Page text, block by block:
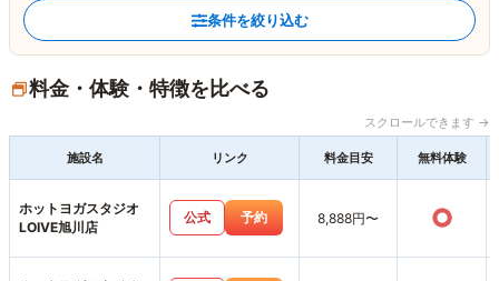
条件を絞り込む
料金・体験・特徴を比べる
スクロールできます →
施設名 リンク 料金目安 無料体験
ホットヨガスタジオ
LOIVE旭川店
公式 予約 8,888円〜 ○